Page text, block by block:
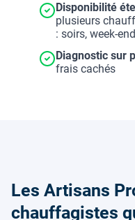
Disponibilité
plusieurs
: soirs, week-
Diagnostic sur
frais cachés
Les Artisans
chauffagistes